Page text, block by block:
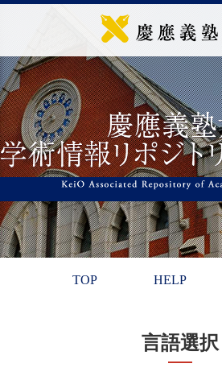
TOP HELP
言語選択